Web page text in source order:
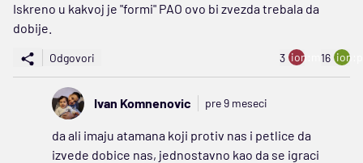
Iskreno u kakvoj je "formi" PAO ovo bi zvezda trebala da
dobije.
Odgovori 3 ion:minus
16
Ivan Komnenovic pre 9 meseci
da ali imaju atamana koji protiv nas i petlice da
izvede dobice nas, jednostavno kao da se igraci